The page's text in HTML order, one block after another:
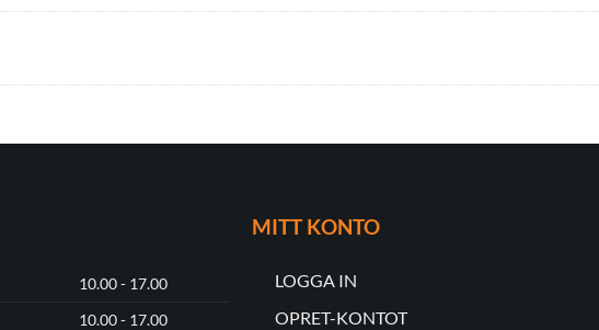
10.00 - 17.00
10.00 - 17.00
MITT KONTO
LOGGA IN
OPRET-KONTOT